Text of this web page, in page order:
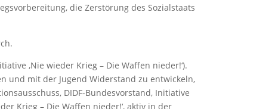
die Zerstörung des Sozialstaats
‚Nie wieder Krieg – Die Waffen nieder!‘).
und mit der Jugend Widerstand zu entwickeln,
DIDF-Bundesvorstand, Initiative
Krieg – Die Waffen nieder!‘, aktiv in der